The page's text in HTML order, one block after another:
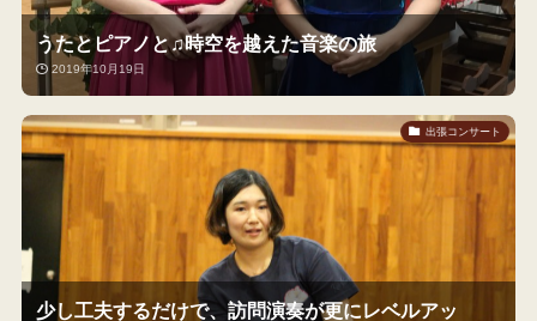
うたとピアノと♫時空を越えた音楽の旅
2019年10月19日
出張コンサート
少し工夫するだけで、訪問演奏が更にレベルアッ